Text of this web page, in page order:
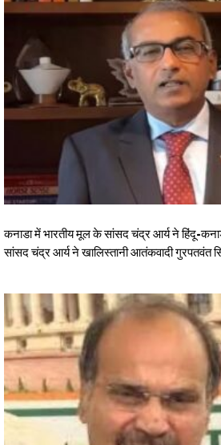
कनाडा में भारतीय मूल के सांसद चंद्र आर्य ने हिंदू-
सांसद चंद्र आर्य ने खालिस्तानी आतंकवादी गुरपतवंत